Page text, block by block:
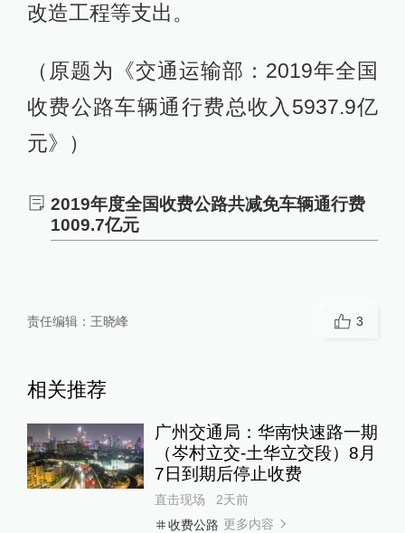
改造工程等支出。
（原题为《交通运输部：2019年全国
收费公路车辆通行费总收入5937.9亿
元》）
2019年度全国收费公路共减免车辆通行费
1009.7亿元
责任编辑： 王晓峰 3
相关推荐
广州交通局：华南快速路一期
（岑村立交-土华立交段）8月
7日到期后停止收费
直击现场
2天前
收费公路 更多内容